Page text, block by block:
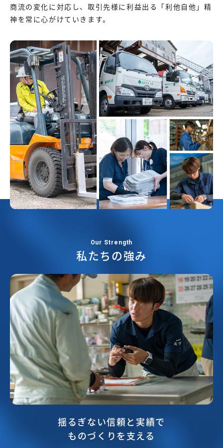
商流の変化に対応し、取引先様に利益出る「利他自他」精
神を常に心がけていきます。
Our Strength
私たちの強み
揺るぎない信頼と実績で
ものづくりを支える